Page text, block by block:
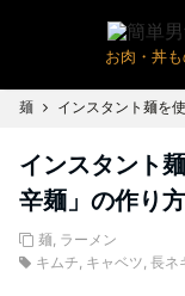
お肉・丼
麺 インスタント麺を
インスタント
辛麺」の作り方
麺, ラーメン
キムチ, キャベツ, 長ネ